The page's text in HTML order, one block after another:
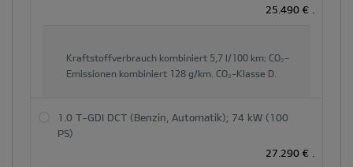
25.490 €
Kraftstoffverbrauch kombiniert 5,7 l/100 km; CO₂-
Emissionen kombiniert 128 g/km. CO₂-Klasse D.
1.0 T-GDI DCT (Benzin, Automatik); 74 kW (100
PS)
27.290 €